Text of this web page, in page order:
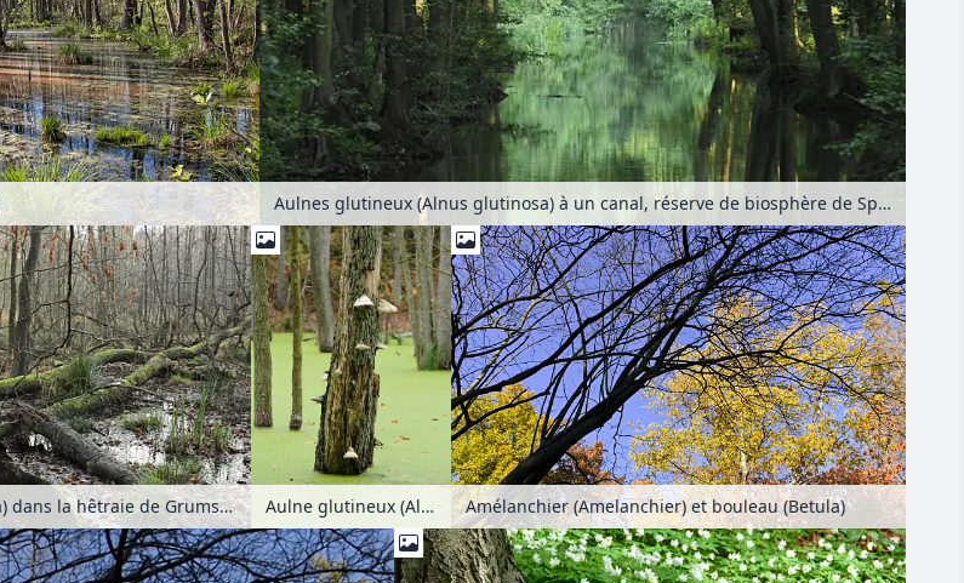
Aulnes glutineux (Alnus glutinosa) à un canal, réserve de biosphère de Spreewald, Allemagne
Aulnes glutineux (Alnus glutinosa) dans la hêtraie de Grumsin, réserve de biosphère de Schorfheide-Chorin, Allemagne Aulne glutineux (Alnus glutinosa) et amadouvier (Fomes fomentarius) Amélanchier (Amelanchier) et bouleau (Betula)